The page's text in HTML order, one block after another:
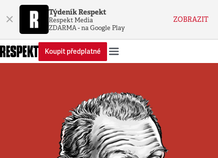
× Týdeník Respekt
Respekt Media
ZDARMA - na Google Play
ZOBRAZIT
Koupit předplatné